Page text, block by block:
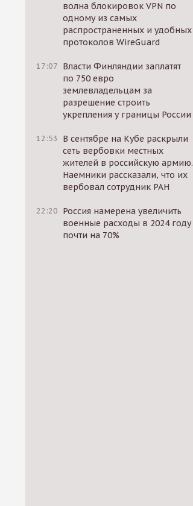
волна блокировок VPN по
одному из самых
распространенных и удобных
протоколов WireGuard
17:07 Власти Финляндии заплатят
по 750 евро
землевладельцам за
разрешение строить
укрепления у границы России
12:53
В сентябре на Кубе раскрыли
сеть вербовки местных
жителей в российскую армию.
Наемники рассказали, что их
вербовал сотрудник РАН
22:20 Россия намерена увеличить
военные расходы в 2024 году
почти на 70%